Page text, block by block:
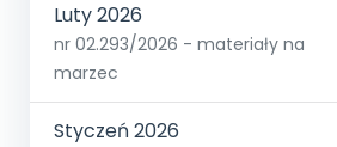
Luty 2026
nr 02.293/2026 - materiały na
marzec
Styczeń 2026